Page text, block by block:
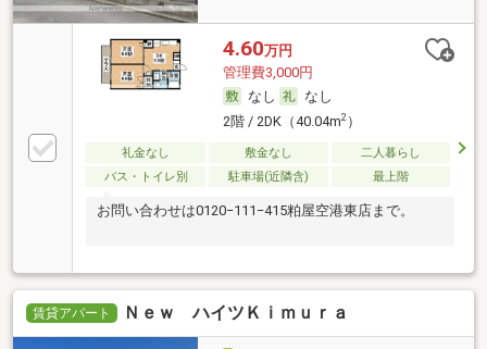
4.60万円
管理費3,000円
なし
なし
2階 / 2DK（40.04m2）
礼金なし 敷金なし
二人暮らし
バス・トイレ別
駐車場(近隣含) 最上階
お問い合わせは0120−111−415粕屋空港東店まで。
賃貸アパート Ｎｅｗ ハイツＫｉｍｕｒａ